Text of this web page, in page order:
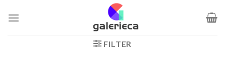
Inhalt
FILTER